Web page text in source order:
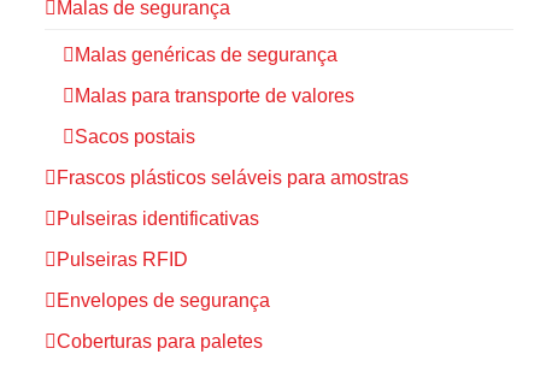
Malas de segurança
Malas genéricas de segurança
Malas para transporte de valores
Sacos postais
Frascos plásticos seláveis para amostras
Pulseiras identificativas
Pulseiras RFID
Envelopes de segurança
Coberturas para paletes